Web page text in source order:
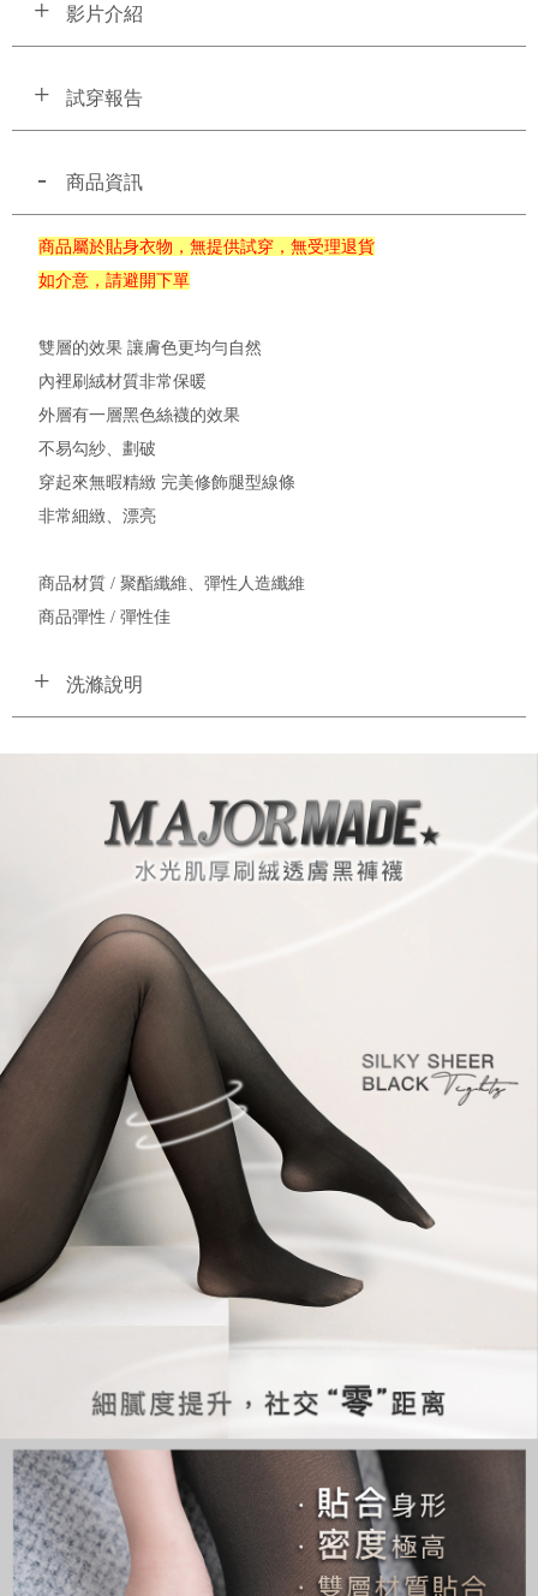
影片介紹
試穿報告
商品資訊
商品屬於貼身衣物，無提供試穿，無受理退貨
如介意，請避開下單
雙層的效果 讓膚色更均勻自然
內裡刷絨材質非常保暖
外層有一層黑色絲襪的效果
不易勾紗、劃破
穿起來無暇精緻 完美修飾腿型線條
非常細緻、漂亮
商品材質 / 聚酯纖維、彈性人造纖維
商品彈性 / 彈性佳
洗滌說明